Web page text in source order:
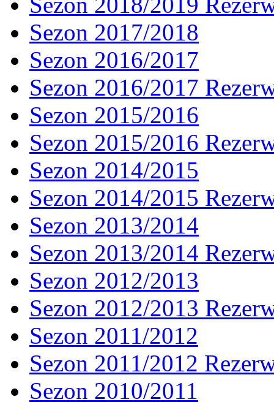
Sezon 2017/2018
Sezon 2016/2017
Sezon 2016/2017
Sezon 2015/2016
Sezon 2015/2016
Sezon 2014/2015
Sezon 2014/2015
Sezon 2013/2014
Sezon 2013/2014
Sezon 2012/2013
Sezon 2012/2013
Sezon 2011/2012
Sezon 2011/2012
Sezon 2010/2011